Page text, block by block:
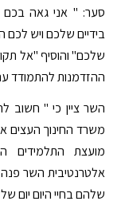
סער: " אני גאה בכם
בידיים שלכם ויש
שלכם" והוסיף "אל
ההזדמנות להתמודד
השר ציין כי " חשוב
משרד החינוך העצים
מועצת התלמידים
אלטרנטיבית השר פנה
שלהם בחיי היום יום